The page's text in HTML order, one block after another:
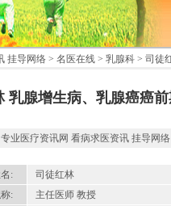
挂导网络 > 名医在线 > 乳腺科 > 司徒
乳腺增生病、乳腺癌癌
专业医疗资讯网 看病求医资讯 挂导网
:
司徒红林
:
主任医师 教授